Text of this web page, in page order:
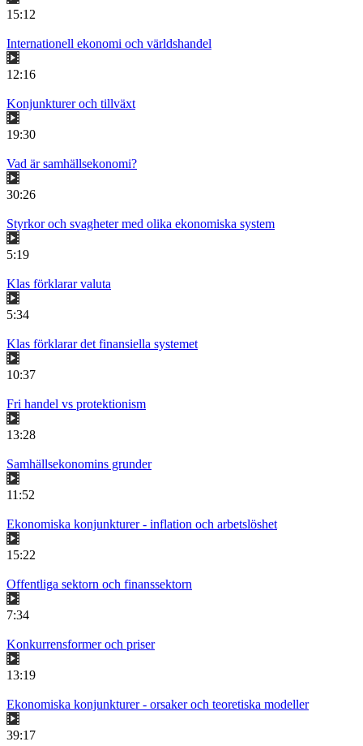
15:12
Internationell ekonomi och världshandel
12:16
Konjunkturer och tillväxt
19:30
Vad är samhällsekonomi?
30:26
Styrkor och svagheter med olika ekonomiska system
5:19
Klas förklarar valuta
5:34
Klas förklarar det finansiella systemet
10:37
Fri handel vs protektionism
13:28
Samhällsekonomins grunder
11:52
Ekonomiska konjunkturer - inflation och arbetslöshet
15:22
Offentliga sektorn och finanssektorn
7:34
Konkurrensformer och priser
13:19
Ekonomiska konjunkturer - orsaker och teoretiska modeller
39:17